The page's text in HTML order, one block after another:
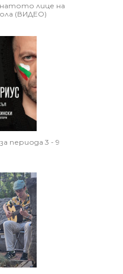
лице на
(ВИДЕО)
периода 3 - 9